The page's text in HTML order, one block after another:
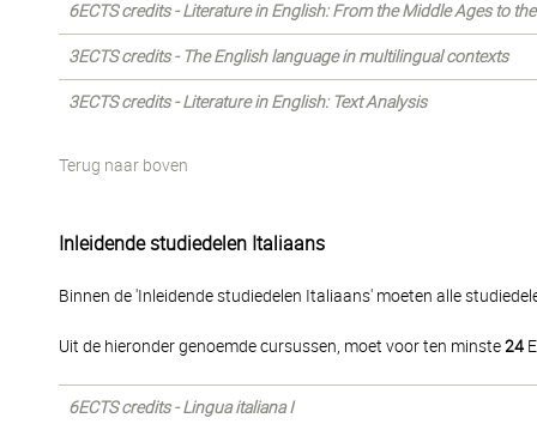
6ECTS credits - Literature in English: From the Middle Ages to
3ECTS credits - The English language in multilingual contexts
3ECTS credits - Literature in English: Text Analysis
Terug naar boven
Inleidende studiedelen Italiaans
Binnen de 'Inleidende studiedelen Italiaans' moeten alle
Uit de hieronder genoemde cursussen, moet voor ten minste24
6ECTS credits - Lingua italiana I